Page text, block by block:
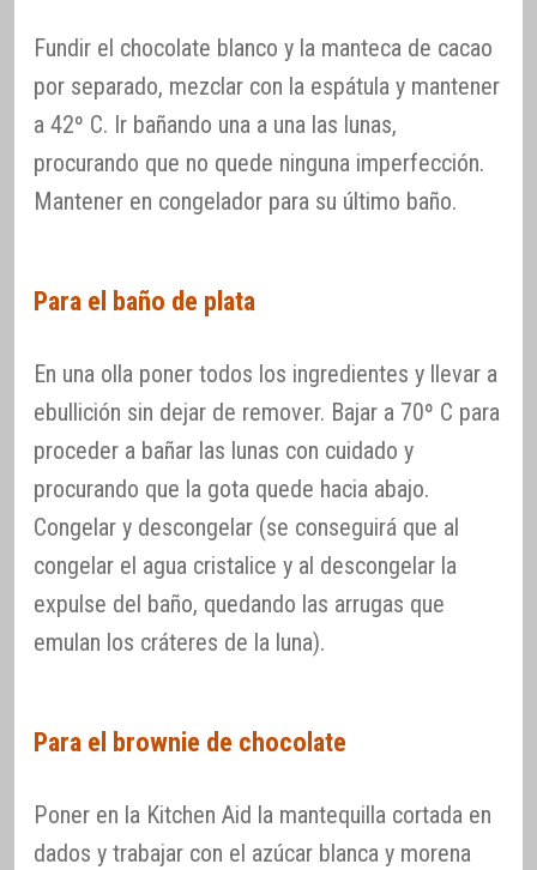
Fundir el chocolate blanco y la manteca de cacao
por separado, mezclar con la espátula y mantener
a 42º C. Ir bañando una a una las lunas,
procurando que no quede ninguna imperfección.
Mantener en congelador para su último baño.
Para el baño de plata
En una olla poner todos los ingredientes y llevar a
ebullición sin dejar de remover. Bajar a 70º C para
proceder a bañar las lunas con cuidado y
procurando que la gota quede hacia abajo.
Congelar y descongelar (se conseguirá que al
congelar el agua cristalice y al descongelar la
expulse del baño, quedando las arrugas que
emulan los cráteres de la luna).
Para el brownie de chocolate
Poner en la Kitchen Aid la mantequilla cortada en
dados y trabajar con el azúcar blanca y morena